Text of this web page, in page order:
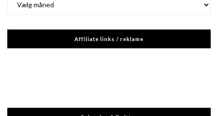
Affiliate links / reklame